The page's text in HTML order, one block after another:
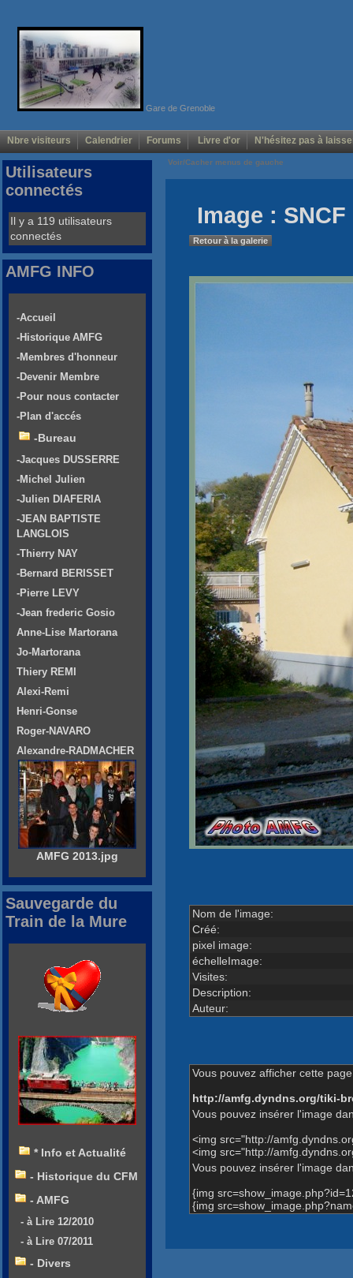
Gare de Grenoble
Nbre visiteurs Calendrier Forums Livre d'or N'hésitez pas à
Voir/Cacher menus de gauche
Image :
Retour à la galerie
Nom de l'image:
Créé:
pixel image:
échelleImage:
Visites:
Description:
Auteur:
Vous pouvez afficher cette
http://amfg.dyndns.org/tiki-
Vous pouvez insérer l'image
<img src="http://
<img src="http://
Vous pouvez insérer l'image
{img
{img
Utilisateurs
connectés
Il y a 119 utilisateurs
connectés
AMFG INFO
-Accueil
-Historique AMFG
-Membres d'honneur
-Devenir Membre
-Pour nous contacter
-Plan d'accés
-Bureau
-Jacques DUSSERRE
-Michel Julien
-Julien DIAFERIA
-JEAN BAPTISTE
LANGLOIS
-Thierry NAY
-Bernard BERISSET
-Pierre LEVY
-Jean frederic Gosio
Anne-Lise Martorana
Jo-Martorana
Thiery REMI
Alexi-Remi
Henri-Gonse
Roger-NAVARO
Alexandre-RADMACHER
AMFG 2013.jpg
Sauvegarde du
Train de la Mure
* Info et Actualité
- Historique du CFM
- AMFG
- à Lire 12/2010
- à Lire 07/2011
- Divers